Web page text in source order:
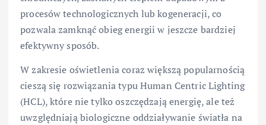
procesów technologicznych lub kogeneracji, co
pozwala zamknąć obieg energii w jeszcze bardziej
efektywny sposób.
W zakresie oświetlenia coraz większą popularnością
cieszą się rozwiązania typu Human Centric Lighting
(HCL), które nie tylko oszczędzają energię, ale też
uwzględniają biologiczne oddziaływanie światła na